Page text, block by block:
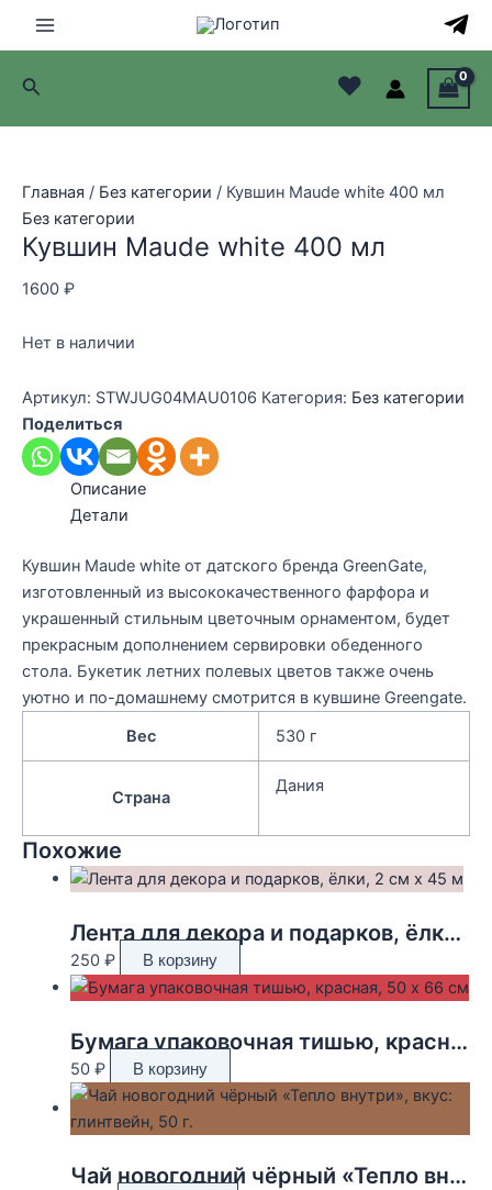
Main
Menu
Поиск ♥
Главная / Без категории / Кувшин Maude white 400 мл
Без категории
Кувшин Maude white 400 мл
1600 ₽
Нет в наличии
Артикул: STWJUG04MAU0106 Категория: Без категории
Поделиться
Описание
Детали
Кувшин Maude white от датского бренда GreenGate,
изготовленный из высококачественного фарфора и
украшенный стильным цветочным орнаментом, будет
прекрасным дополнением сервировки обеденного
стола. Букетик летних полевых цветов также очень
уютно и по-домашнему смотрится в кувшине Greengate.
Вес
530 г
Страна
Дания
Похожие
Лента для декора и подарков, ёлки, 2 см х 45 м
250 ₽ В корзину
Бумага упаковочная тишью, красная, 50 х 66 см
50 ₽ В корзину
Чай новогодний чёрный «Тепло внутри», вкус: глинтвейн, 50 г.